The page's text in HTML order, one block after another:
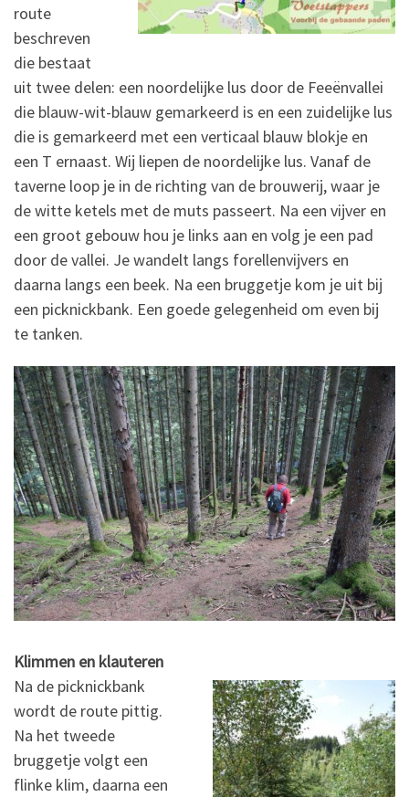
route
beschreven
die bestaat
uit twee delen: een noordelijke lus door de Feeënvallei
die blauw-wit-blauw gemarkeerd is en een zuidelijke lus
die is gemarkeerd met een verticaal blauw blokje en
een T ernaast. Wij liepen de noordelijke lus. Vanaf de
taverne loop je in de richting van de brouwerij, waar je
de witte ketels met de muts passeert. Na een vijver en
een groot gebouw hou je links aan en volg je een pad
door de vallei. Je wandelt langs forellenvijvers en
daarna langs een beek. Na een bruggetje kom je uit bij
een picknickbank. Een goede gelegenheid om even bij
te tanken.
Klimmen en klauteren
Na de picknickbank
wordt de route pittig.
Na het tweede
bruggetje volgt een
flinke klim, daarna een